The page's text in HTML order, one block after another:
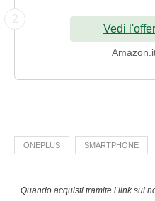
2
Vedi
ONEPLUS SMARTPHONE
Quando acquisti tramite i link sul